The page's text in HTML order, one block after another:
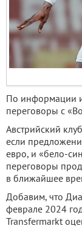
По информации
переговоры с
Австрийский
если
евро, и «бело-
переговоры
в ближайшее
Добавим, что
феврале 2024
Transfermarkt